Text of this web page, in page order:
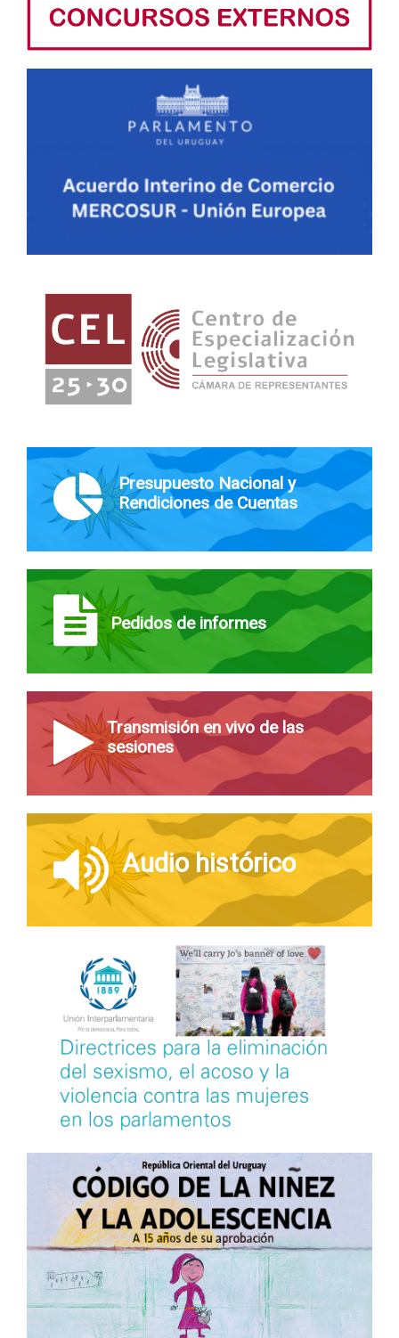
Presupuesto Nacional y
Rendiciones de Cuentas
Pedidos de informes
Transmisión en vivo de las
sesiones
Audio histórico